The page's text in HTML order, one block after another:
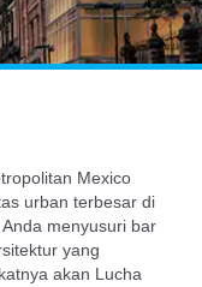
Mexico
urban terbesar di
menyusuri bar
yang
akan Lucha